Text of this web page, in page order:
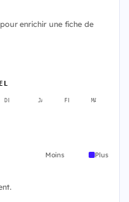
enrichir une fiche de
DÉC. JANV. FÉVR. MARS
Moins Plus